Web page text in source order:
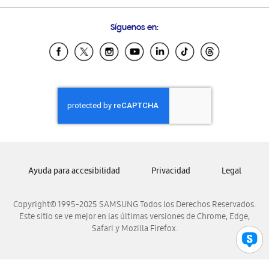
Samsung Ecuador
Samsung El Salvador
Samsung Honduras
Samsung Nicaragua
Samsung Panamá
Samsung Venezuela
Síguenos en:
Copyright© 1995-2025 SAMSUNG Todos los Derechos Reservados.
Este sitio se ve mejor en las últimas versiones de Chrome, Edge,
Safari y Mozilla Firefox.
Ayuda para accesibilidad Privacidad Legal